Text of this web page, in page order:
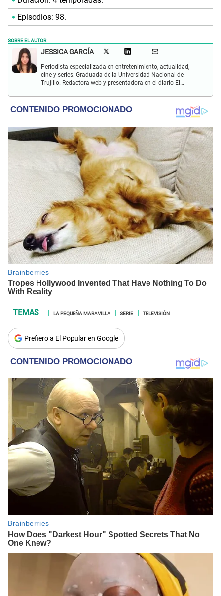
Episodios: 98.
SOBRE EL AUTOR:
JESSICA GARCÍA
Periodista especializada en entretenimiento, actualidad,
cine y series. Graduada de la Universidad Nacional de
Trujillo. Redactora web y presentadora en el diario El
sociales, nuevas tecnologías, así como la defensa de los
derechos humanos y animales.
LA PEQUEÑA MARAVILLA SERIE TELEVISIÓN
Prefiero a El Popular en Google